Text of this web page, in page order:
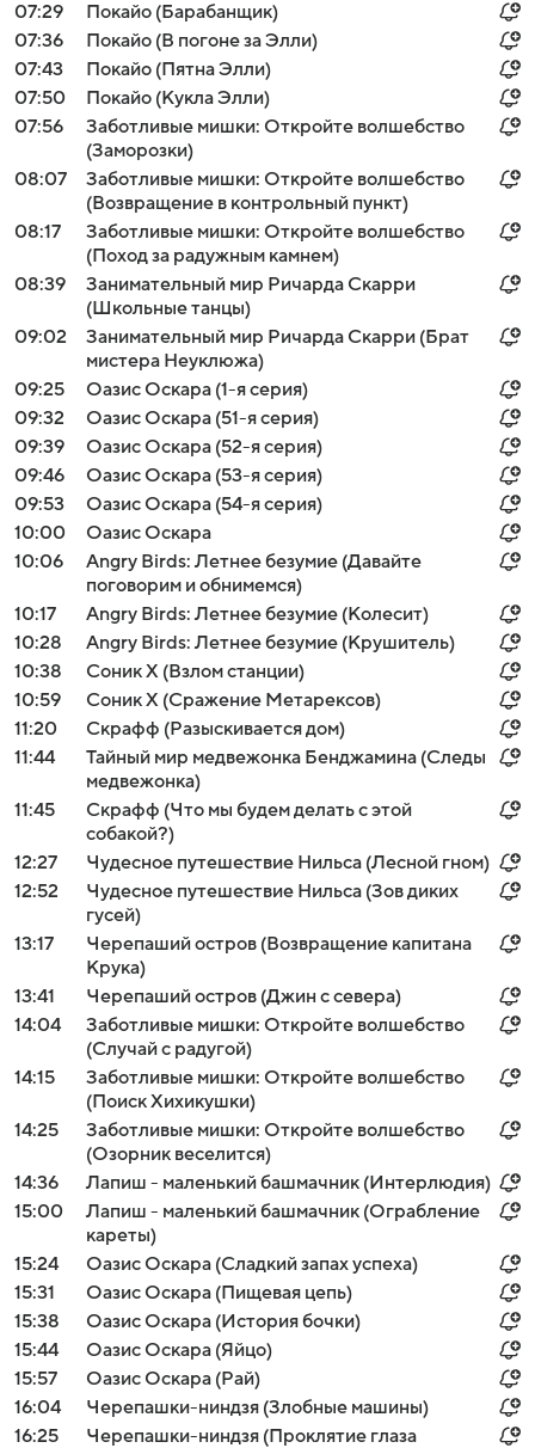
07:29
Покайо (Барабанщик)
07:36
Покайо (В погоне за Элли)
07:43
Покайо (Пятна Элли)
07:50
Покайо (Кукла Элли)
07:56
Заботливые мишки: Откройте волшебство
(Заморозки)
08:07
Заботливые мишки: Откройте волшебство
(Возвращение в контрольный пункт)
08:17
Заботливые мишки: Откройте волшебство
(Поход за радужным камнем)
08:39
Занимательный мир Ричарда Скарри
(Школьные танцы)
09:02
Занимательный мир Ричарда Скарри (Брат
мистера Неуклюжа)
09:25
Оазис Оскара (1-я серия)
09:32
Оазис Оскара (51-я серия)
09:39
Оазис Оскара (52-я серия)
09:46
Оазис Оскара (53-я серия)
09:53
Оазис Оскара (54-я серия)
10:00
Оазис Оскара
10:06
Angry Birds: Летнее безумие (Давайте
поговорим и обнимемся)
10:17
Angry Birds: Летнее безумие (Колесит)
10:28
Angry Birds: Летнее безумие (Крушитель)
10:38
Соник Х (Взлом станции)
10:59
Соник Х (Сражение Метарексов)
11:20
Скрафф (Разыскивается дом)
11:44
Тайный мир медвежонка Бенджамина (Следы
медвежонка)
11:45
Скрафф (Что мы будем делать с этой
собакой?)
12:27
Чудесное путешествие Нильса (Лесной гном)
12:52
Чудесное путешествие Нильса (Зов диких
гусей)
13:17
Черепаший остров (Возвращение капитана
Крука)
13:41
Черепаший остров (Джин с севера)
14:04
Заботливые мишки: Откройте волшебство
(Случай с радугой)
14:15
Заботливые мишки: Откройте волшебство
(Поиск Хихикушки)
14:25
Заботливые мишки: Откройте волшебство
(Озорник веселится)
14:36
Лапиш - маленький башмачник (Интерлюдия)
15:00
Лапиш - маленький башмачник (Ограбление
кареты)
15:24
Оазис Оскара (Сладкий запах успеха)
15:31
Оазис Оскара (Пищевая цепь)
15:38
Оазис Оскара (История бочки)
15:44
Оазис Оскара (Яйцо)
15:57
Оазис Оскара (Рай)
16:04
Черепашки-ниндзя (Злобные машины)
16:25
Черепашки-ниндзя (Проклятие глаза